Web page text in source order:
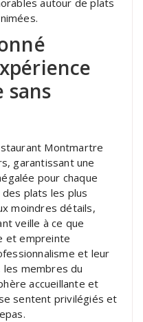
autour de plats
sans
Montmartre
garantissant une
pour chaque
plats les plus
moindres détails,
veille à ce que
et empreinte
et leur
membres du
accueillante et
sentent privilégiés et